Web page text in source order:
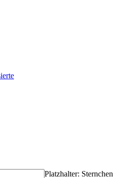
Platzhalter: